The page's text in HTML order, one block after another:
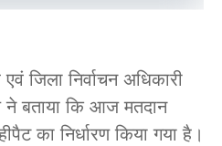
जिला निर्वाचन अधिकारी
ने बताया कि आज मतदान
का निर्धारण किया गया है।